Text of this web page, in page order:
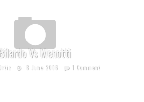
Bilardo Vs Menotti
8 June 2006 1 Comment